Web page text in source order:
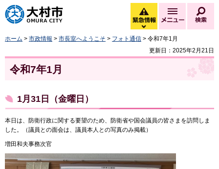
大村市
緊急情報
緊急情報を開く
メニュー
ホーム > 市政情報 > 市長室へようこそ > フォト通信 > 令和7年1月
更新日：2025年2月21日
令和7年1月
1月31日（金曜日）
本日は、防衛行政に関する要望のため、防衛省や国会議員の皆さまを訪問しま
した。（議員との面会は、議員本人との写真のみ掲載）
増田和夫事務次官